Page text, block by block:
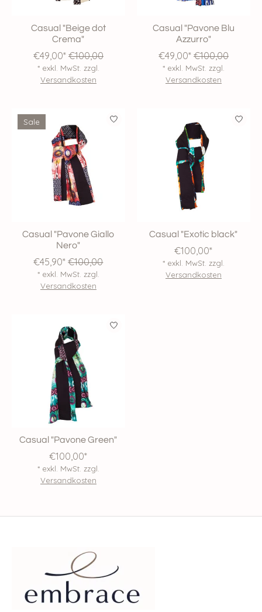
Casual "Beige dot
Crema"
€49,00* €100,00
* exkl. MwSt. zzgl.
Versandkosten
Casual "Pavone Blu
Azzurro"
€49,00* €100,00
* exkl. MwSt. zzgl.
Versandkosten
Sale
Casual "Pavone Giallo
Nero"
€45,90* €100,00
* exkl. MwSt. zzgl.
Versandkosten
Casual "Exotic black"
€100,00*
* exkl. MwSt. zzgl.
Versandkosten
Casual "Pavone Green"
€100,00*
* exkl. MwSt. zzgl.
Versandkosten